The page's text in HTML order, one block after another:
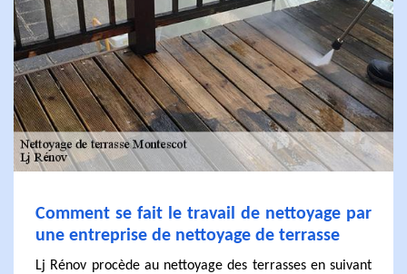
Comment se fait le travail de nettoyage par
une entreprise de nettoyage de terrasse
Lj Rénov procède au nettoyage des terrasses en suivant